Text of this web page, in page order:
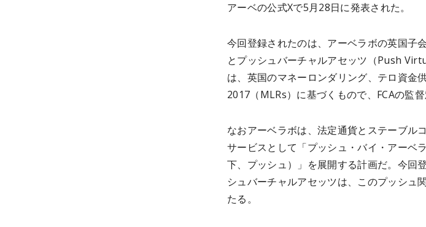
アーベの公式Xで5月28日に発表された。
今回登録されたのは、アーベラボの英国子
とプッシュバーチャルアセッツ（Push
は、英国のマネーロンダリング、テロ資金
2017（MLRs）に基づくもので、FCAの監督
なおアーベラボは、法定通貨とステーブル
サービスとして「プッシュ・バイ・アーベ
下、プッシュ）」を展開する計画だ。今回
シュバーチャルアセッツは、このプッシュ
たる。